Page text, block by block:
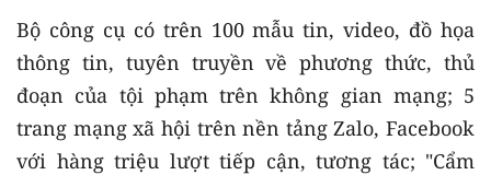
Bộ công cụ có trên 100 mẫu tin, video, đồ họa
thông tin, tuyên truyền về phương thức, thủ
đoạn của tội phạm trên không gian mạng; 5
trang mạng xã hội trên nền tảng Zalo, Facebook
với hàng triệu lượt tiếp cận, tương tác; "Cẩm